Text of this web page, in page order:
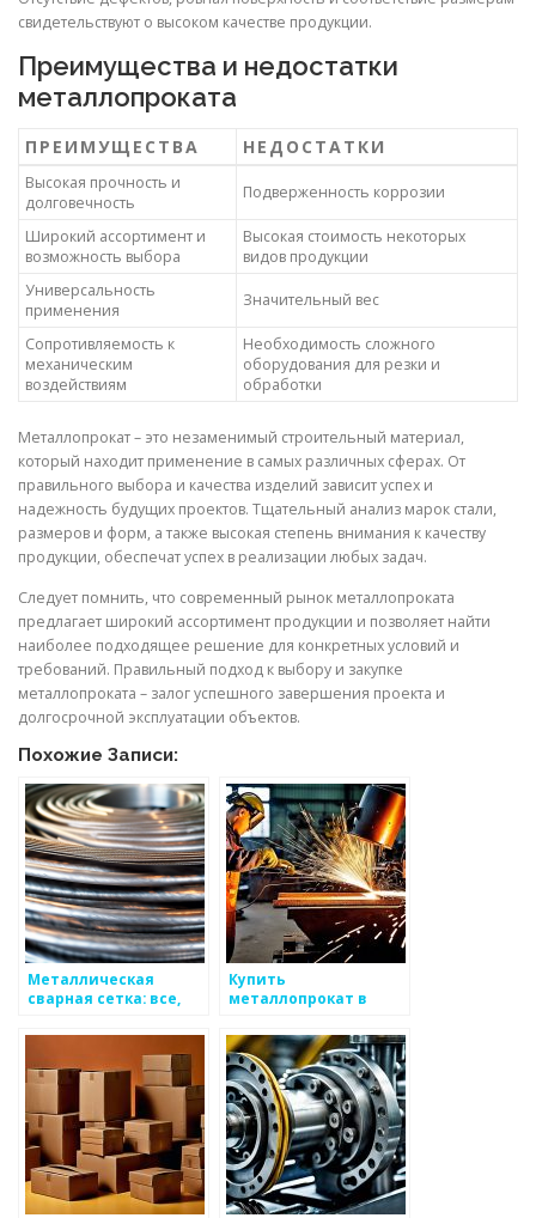
свидетельствуют о высоком качестве продукции.
Преимущества и недостатки
металлопроката
ПРЕИМУЩЕСТВА НЕДОСТАТКИ
Высокая прочность и
долговечность
Подверженность коррозии
Широкий ассортимент и
возможность выбора
Высокая стоимость некоторых
видов продукции
Универсальность
применения
Значительный вес
Сопротивляемость к
механическим
воздействиям
Необходимость сложного
оборудования для резки и
обработки
Металлопрокат – это незаменимый строительный материал,
который находит применение в самых различных сферах. От
правильного выбора и качества изделий зависит успех и
надежность будущих проектов. Тщательный анализ марок стали,
размеров и форм, а также высокая степень внимания к качеству
продукции, обеспечат успех в реализации любых задач.
Следует помнить, что современный рынок металлопроката
предлагает широкий ассортимент продукции и позволяет найти
наиболее подходящее решение для конкретных условий и
требований. Правильный подход к выбору и закупке
металлопроката – залог успешного завершения проекта и
долгосрочной эксплуатации объектов.
Похожие Записи:
Металлическая
сварная сетка: все,
Купить
металлопрокат в
разнообразие выбора
и доступные цены на
сайте